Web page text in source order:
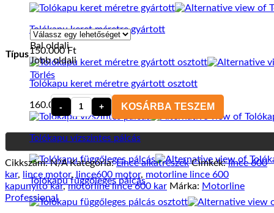
Tolókapu keret méretre gyártott
150.000Ft
Tolókapu keret méretre gyártott osztott
160.000
Tolókapu vízszintes pálcás
Tolókapu függőleges pálcás
Típus
Bal oldali
Jobb oldali
Törlés
Motorline
Professional
Lince
kar
-
4
méteres
kapuszárnyig
KOSÁRBA TESZEM
Cikkszám:N/A Kategória:Lince alkatrészek Címkék:lince 600
kar, lince motor, lince600 motor, motorline lince 600
kapunyitó kar,motorline lince 600 kar Márka: Motorline
Professional